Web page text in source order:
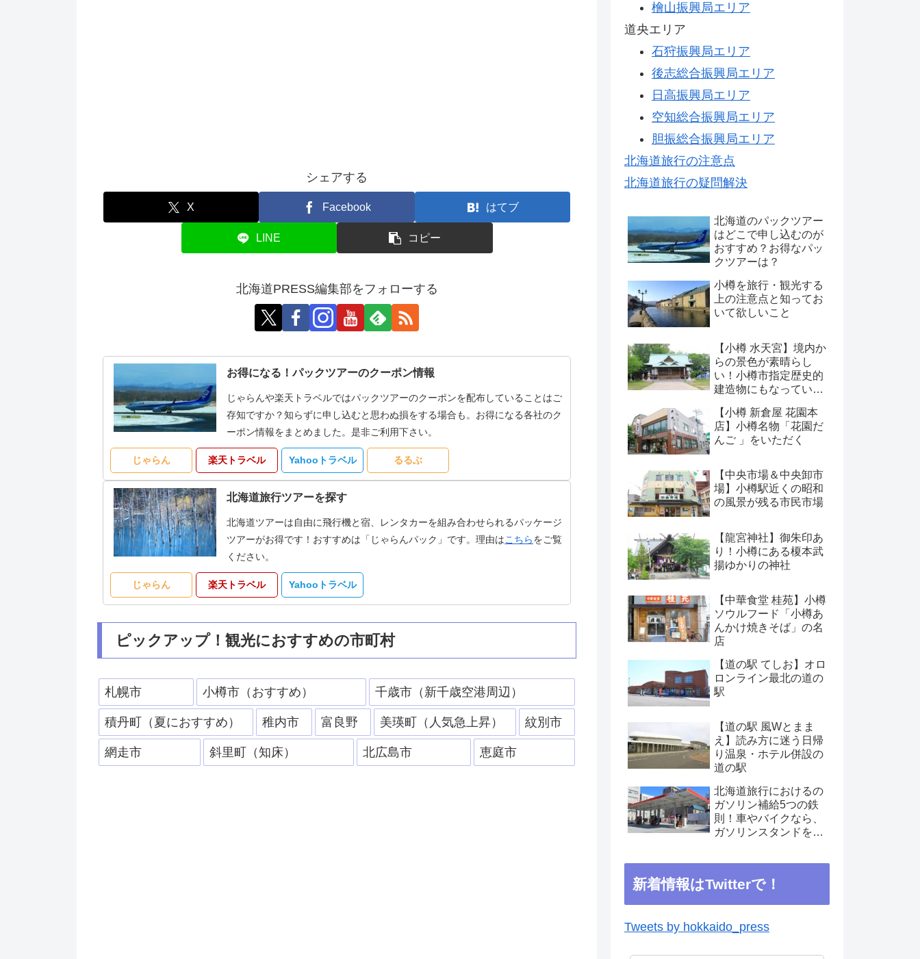
シェアする
X Facebook はてブ
LINE コピー
北海道PRESS編集部をフォローする
お得になる！パックツアーのクーポン情報
じゃらんや楽天トラベルではパックツアーのクーポンを配布していることはご
存知ですか？知らずに申し込むと思わぬ損をする場合も。お得になる各社のク
ーポン情報をまとめました。是非ご利用下さい。
じゃらん 楽天トラベル Yahooトラベル るるぶ
北海道旅行ツアーを探す
北海道ツアーは自由に飛行機と宿、レンタカーを組み合わせられるパッケージ
ツアーがお得です！おすすめは「じゃらんパック」です。理由はこちらをご覧
ください。
じゃらん 楽天トラベル Yahooトラベル
ピックアップ！観光におすすめの市町村
札幌市 小樽市（おすすめ） 千歳市（新千歳空港周辺）
積丹町（夏におすすめ） 稚内市 富良野 美瑛町（人気急上昇） 紋別市
網走市 斜里町（知床） 北広島市 恵庭市
檜山振興局エリア
道央エリア
石狩振興局エリア
後志総合振興局エリア
日高振興局エリア
空知総合振興局エリア
胆振総合振興局エリア
北海道旅行の注意点
北海道旅行の疑問解決
北海道のパックツアー
はどこで申し込むのが
おすすめ？お得なパッ
クツアーは？
小樽を旅行・観光する
上の注意点と知ってお
いて欲しいこと
【小樽 水天宮】境内か
らの景色が素晴らし
い！小樽市指定歴史的
建造物にもなっている
【小樽 新倉屋 花園本
店】小樽名物「花園だ
んご 」をいただく
【中央市場＆中央卸市
場】小樽駅近くの昭和
の風景が残る市民市場
【龍宮神社】御朱印あ
り！小樽にある榎本武
揚ゆかりの神社
【中華食堂 桂苑】小樽
ソウルフード「小樽あ
んかけ焼きそば」の名
店
【道の駅 てしお】オロ
ロンライン最北の道の
駅
【道の駅 風Wとまま
え】読み方に迷う日帰
り温泉・ホテル併設の
道の駅
北海道旅行におけるの
ガソリン補給5つの鉄
則！車やバイクなら、
ガソリンスタンドを見
新着情報はTwitterで！
Tweets by hokkaido_press